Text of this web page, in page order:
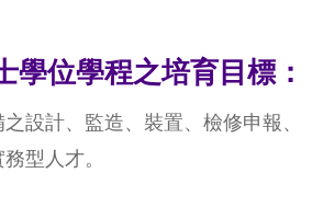
學位學程之培育目標：
設計、 監造、裝置、檢修申報、
型人才。